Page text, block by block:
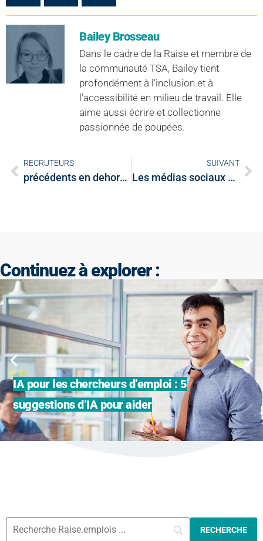
Bailey Brosseau
Dans le cadre de la Raise et membre de
la communauté TSA, Bailey tient
profondément à l’inclusion et à
l’accessibilité en milieu de travail. Elle
aime aussi écrire et collectionne
passionnée de poupées.
RECRUTEURS
précédents en dehors de l’horaire : la vérification des références est-elle officiellement éteinte?
SUIVANT
Les médias sociaux dans votre recherche d’emploi
Continuez à explorer :
IA pour les chercheurs d’emploi : 5
suggestions d’IA pour aider